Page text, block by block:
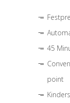
45
point